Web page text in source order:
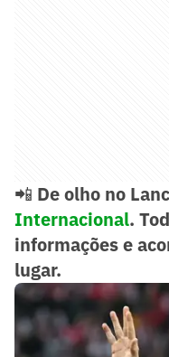
📲 De olho no
Internacional.
informações e
lugar.